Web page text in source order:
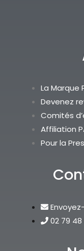
La Marque
Devenez
Comités
Affiliation
Pour la
02 79